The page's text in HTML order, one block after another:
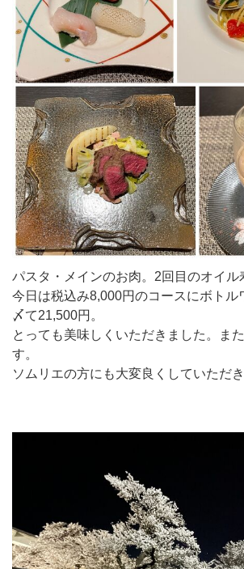
パスタ・メインのお肉。2回目のオイル
今日は税込み8,000円のコースにボトル
〆て21,500円。
とっても美味しくいただきました。ま
す。
ソムリエの方にも大変良くしていただき